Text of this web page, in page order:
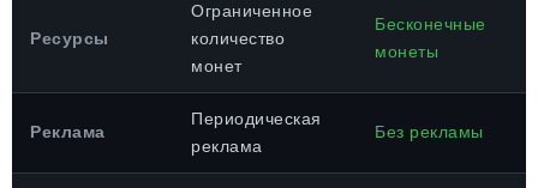
Ресурсы
Ограниченное
количество
монет
Бесконечные
монеты
Реклама
Периодическая
реклама
Без рекламы